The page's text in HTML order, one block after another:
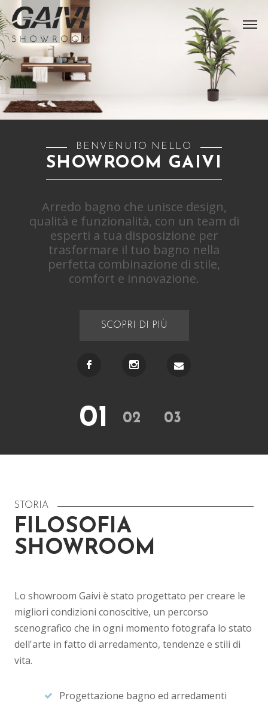
BENVENUTO NELLO
SHOWROOM GAIVI
Arredo bagno che unisce design,
qualità e funzionalità, con un team di
esperti a tua disposizione per
trasformare il tuo bagno nella
perfetta combinazione di stile,
comfort e innovazione.
SCOPRI DI PIÙ
01 02 03
STORIA
FILOSOFIA
SHOWROOM
Lo showroom Gaivi è stato progettato per creare le
migliori condizioni conoscitive, un percorso
scenografico che in ogni momento fotografa lo stato
dell'arte in fatto di arredamento, tendenze e stili di
vita.
Progettazione bagno ed arredamenti